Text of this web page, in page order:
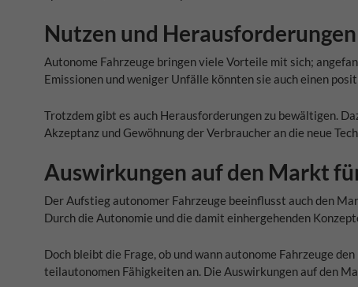
Nutzen und
Autonome Fahrzeuge bringen viele Vorteile mit sich;
Emissionen und weniger Unfälle könnten sie auch einen
Trotzdem gibt es auch Herausforderungen zu bewältigen.
Akzeptanz und Gewöhnung der Verbraucher an die neue
Auswirkungen auf den Markt
Der Aufstieg autonomer Fahrzeuge beeinflusst auch den
Durch die Autonomie und die damit einhergehenden
Doch bleibt die Frage, ob und wann autonome Fahrzeuge
teilautonomen Fähigkeiten an. Die Auswirkungen auf den